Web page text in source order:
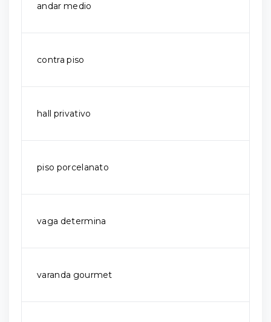
andar medio
contra piso
hall privativo
piso porcelanato
vaga determina
varanda gourmet